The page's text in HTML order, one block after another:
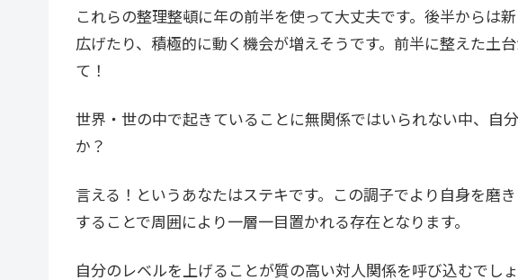
これらの整理整頓に年の前半を使って大丈夫です。後半からは
広げたり、積極的に動く機会が増えそうです。前半に整えた土
て！
世界・世の中で起きていることに無関係ではいられない中、自
か？
言える！というあなたはステキです。この調子でより自身を磨
することで周囲により一層一目置かれる存在となります。
自分のレベルを上げることが質の高い対人関係を呼び込むでし